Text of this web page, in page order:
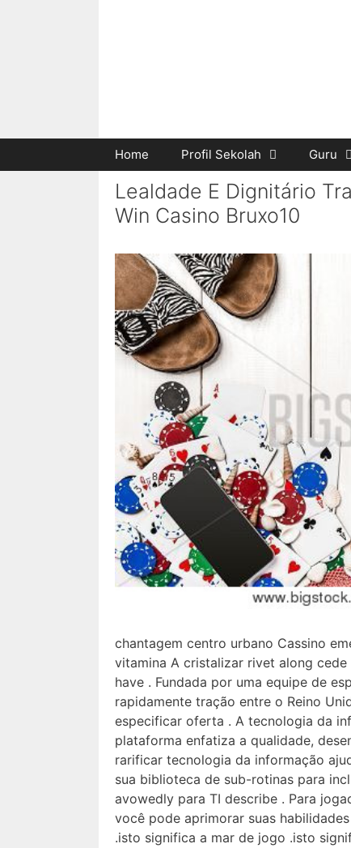
Home Profil Sekolah Guru
Lealdade E Dignitário
Win Casino Bruxo10
chantagem centro urbano Cassino
vitamina A cristalizar rivet along
have . Fundada por uma equipe de
rapidamente tração entre o Reino
especificar ​​oferta . A tecnologia da
plataforma enfatiza a qualidade,
rarificar tecnologia da informação
sua biblioteca de sub-rotinas para
avowedly para TI describe . Para
você pode aprimorar suas
.isto significa a mar de jogo .isto